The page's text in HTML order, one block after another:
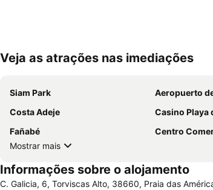
Veja as atrações nas imediações
Siam Park Aeropuerto de
Costa Adeje
Casino Playa
Fañabé
Centro
Mostrar mais
Informações sobre o alojamento
C. Galicia, 6, Torviscas Alto, 38660, Praia das